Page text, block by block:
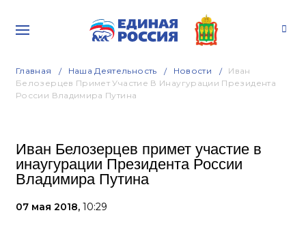
Главная Наша Деятельность Новости
Иван
Белозерцев Примет Участие В Инаугурации Президента
России Владимира Путина
Иван Белозерцев примет участие в
инаугурации Президента России
Владимира Путина
07 мая 2018, 10:29